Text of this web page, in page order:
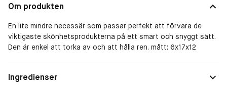
Om produkten
En lite mindre necessär som passar perfekt att förvara de
viktigaste skönhetsprodukterna på ett smart och snyggt sätt.
Den är enkel att torka av och att hålla ren. mått: 6x17x12
Ingredienser